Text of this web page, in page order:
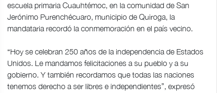
escuela primaria Cuauhtémoc, en la comunidad de San
Jerónimo Purenchécuaro, municipio de Quiroga, la
mandataria recordó la conmemoración en el país vecino.
“Hoy se celebran 250 años de la independencia de Estados
Unidos. Le mandamos felicitaciones a su pueblo y a su
gobierno. Y también recordamos que todas las naciones
tenemos derecho a ser libres e independientes”, expresó